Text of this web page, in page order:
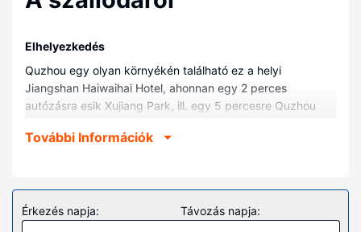
Elhelyezkedés
Quzhou egy olyan környékén található ez a helyi
Jiangshan Haiwaihai Hotel, ahonnan egy 2 perces
autózásra esik Xujiang Park, ill. egy 5 percesre Quzhou
Dongminghu Park, ill. 33,8 km-re Changshan Nemzeti
Ezen a szálláshelyen igazán otthon érezheti majd magát
a(z) 261 szoba egyikében. Kapcsolatban maradhat
További Információk
Érkezés napja: Távozás napja: